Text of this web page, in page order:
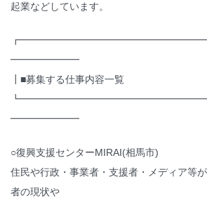
起業などしています。
━━━━━━━
┃■募集する仕事内容一覧
━━━━━━━
○復興支援センターMIRAI(相馬市)
住民や行政・事業者・支援者・メディア等
者の現状や